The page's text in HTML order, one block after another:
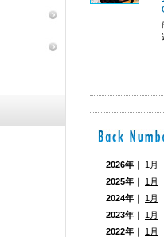
2026年 ｜ 1月
2025年 ｜ 1月
2024年 ｜ 1月
2023年 ｜ 1月
2022年 ｜ 1月